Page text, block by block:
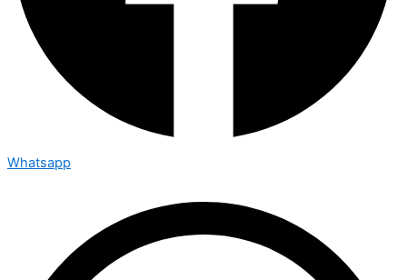
Whatsapp